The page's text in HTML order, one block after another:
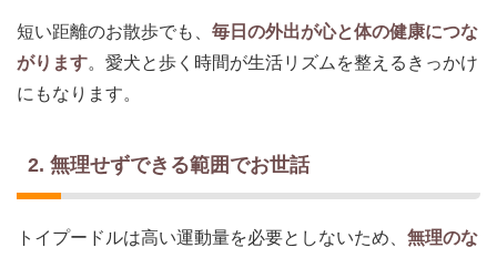
短い距離のお散歩でも、 毎日の外出が心と体の健康につな
がります。愛犬と歩く時間が生活リズムを整えるきっかけ
にもなります。
2. 無理せずできる範囲でお世話
トイプードルは高い運動量を必要としないため、 無理のな